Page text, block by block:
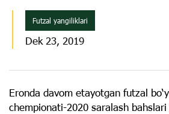
Futzal yangiliklari
Dek 23, 2019
Eronda davom etayotgan futzal
chempionati-2020 saralash